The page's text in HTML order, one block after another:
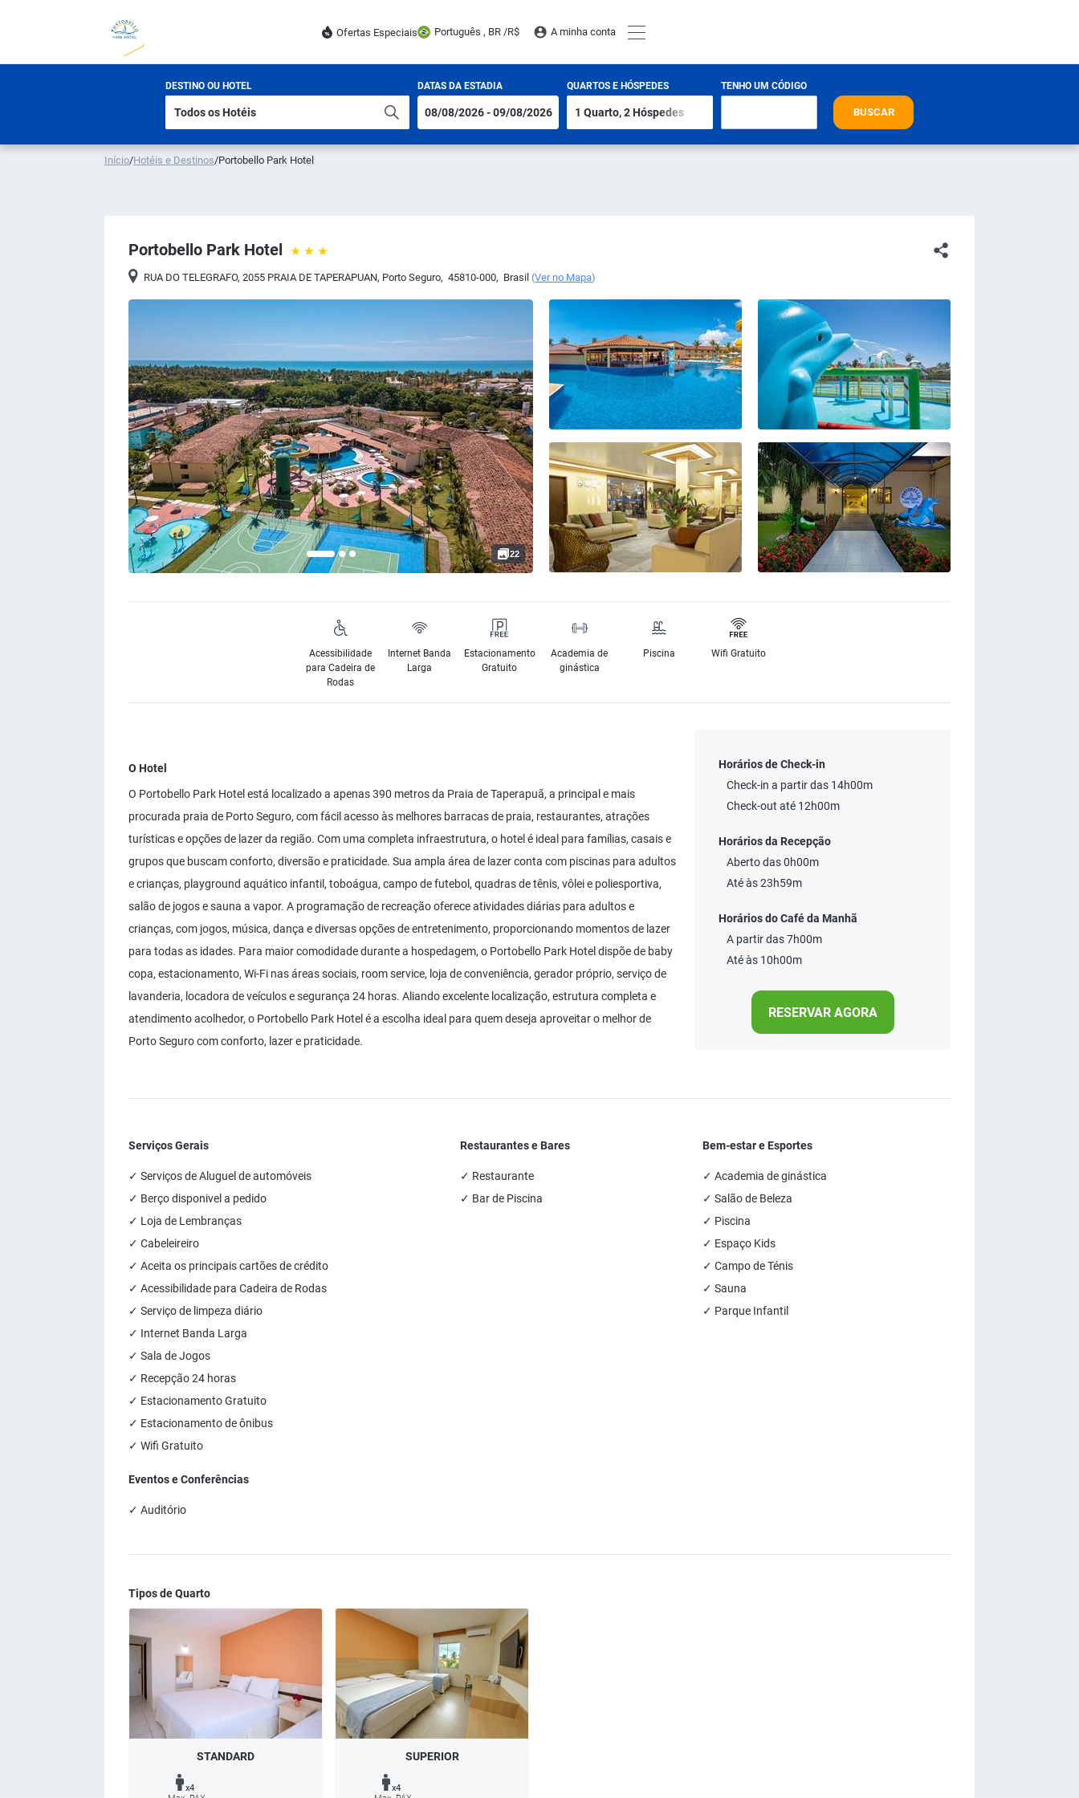
Ofertas Especiais Português , BR /R$ A minha conta
DESTINO OU HOTEL DATAS DA ESTADIA QUARTOS E HÓSPEDES TENHO UM CÓDIGO
BUSCAR
Início/Hotéis e Destinos/Portobello Park Hotel
Portobello Park Hotel
RUA DO TELEGRAFO, 2055 PRAIA DE TAPERAPUAN, Porto Seguro, 45810-000, Brasil (Ver no Mapa)
22
Acessibilidade
para Cadeira de
Rodas
Internet Banda
Larga
Estacionamento
Gratuito
Academia de
ginástica
Piscina Wifi Gratuito
O Hotel
O Portobello Park Hotel está localizado a apenas 390 metros da Praia de Taperapuã, a principal e mais
procurada praia de Porto Seguro, com fácil acesso às melhores barracas de praia, restaurantes, atrações
turísticas e opções de lazer da região. Com uma completa infraestrutura, o hotel é ideal para famílias, casais e
grupos que buscam conforto, diversão e praticidade. Sua ampla área de lazer conta com piscinas para adultos
e crianças, playground aquático infantil, toboágua, campo de futebol, quadras de tênis, vôlei e poliesportiva,
salão de jogos e sauna a vapor. A programação de recreação oferece atividades diárias para adultos e
crianças, com jogos, música, dança e diversas opções de entretenimento, proporcionando momentos de lazer
para todas as idades. Para maior comodidade durante a hospedagem, o Portobello Park Hotel dispõe de baby
copa, estacionamento, Wi-Fi nas áreas sociais, room service, loja de conveniência, gerador próprio, serviço de
lavanderia, locadora de veículos e segurança 24 horas. Aliando excelente localização, estrutura completa e
atendimento acolhedor, o Portobello Park Hotel é a escolha ideal para quem deseja aproveitar o melhor de
Porto Seguro com conforto, lazer e praticidade.
Horários de Check-in
Check-in a partir das 14h00m
Check-out até 12h00m
Horários da Recepção
Aberto das 0h00m
Até às 23h59m
Horários do Café da Manhã
A partir das 7h00m
Até às 10h00m
RESERVAR AGORA
Serviços Gerais
✓ Serviços de Aluguel de automóveis
✓ Berço disponivel a pedido
✓ Loja de Lembranças
✓ Cabeleireiro
✓ Aceita os principais cartões de crédito
✓ Acessibilidade para Cadeira de Rodas
✓ Serviço de limpeza diário
✓ Internet Banda Larga
✓ Sala de Jogos
✓ Recepção 24 horas
✓ Estacionamento Gratuito
✓ Estacionamento de ônibus
✓ Wifi Gratuito
Restaurantes e Bares
✓ Restaurante
✓ Bar de Piscina
Bem-estar e Esportes
✓ Academia de ginástica
✓ Salão de Beleza
✓ Piscina
✓ Espaço Kids
✓ Campo de Ténis
✓ Sauna
✓ Parque Infantil
Eventos e Conferências
✓ Auditório
Tipos de Quarto
STANDARD
x4
SUPERIOR
x4